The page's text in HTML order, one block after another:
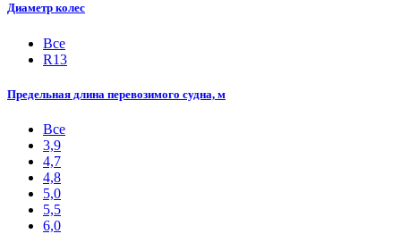
Диаметр колес
Все
R13
Предельная длина перевозимого судна, м
Все
3,9
4,7
4,8
5,0
5,5
6,0